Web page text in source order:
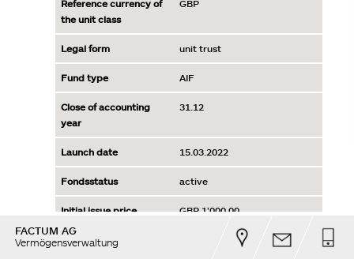
FACTUM AG
Vermögensverwaltung